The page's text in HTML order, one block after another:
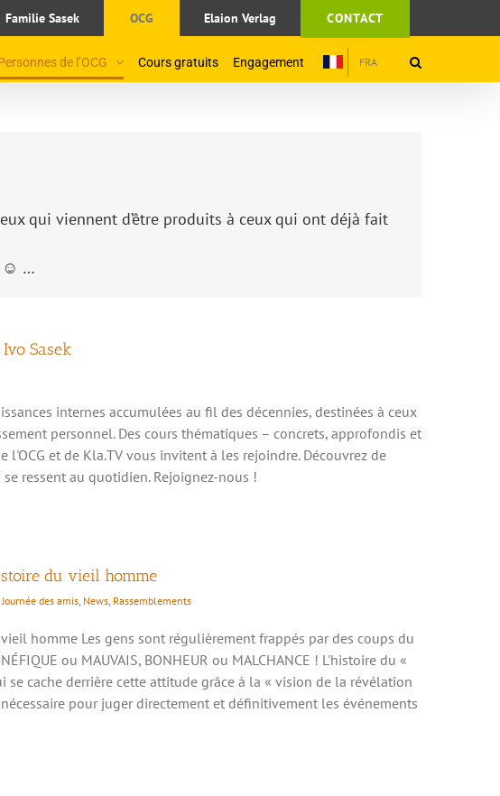
Familie Sasek OCG Elaion Verlag CONTACT
de l’OCG Cours gratuits Engagement FRA
qui viennent d’être produits à ceux qui ont déjà fait
☺ …
Ivo Sasek
internes accumulées au fil des décennies, destinées à ceux
personnel. Des cours thématiques – concrets, approfondis et
l'OCG et de Kla.TV vous invitent à les rejoindre. Découvrez de
ressent au quotidien. Rejoignez-nous !
du vieil homme
Journée des amis, News, Rassemblements
homme Les gens sont régulièrement frappés par des coups du
ou MAUVAIS, BONHEUR ou MALCHANCE ! L'histoire du «
cache derrière cette attitude grâce à la « vision de la révélation
pour juger directement et définitivement les événements